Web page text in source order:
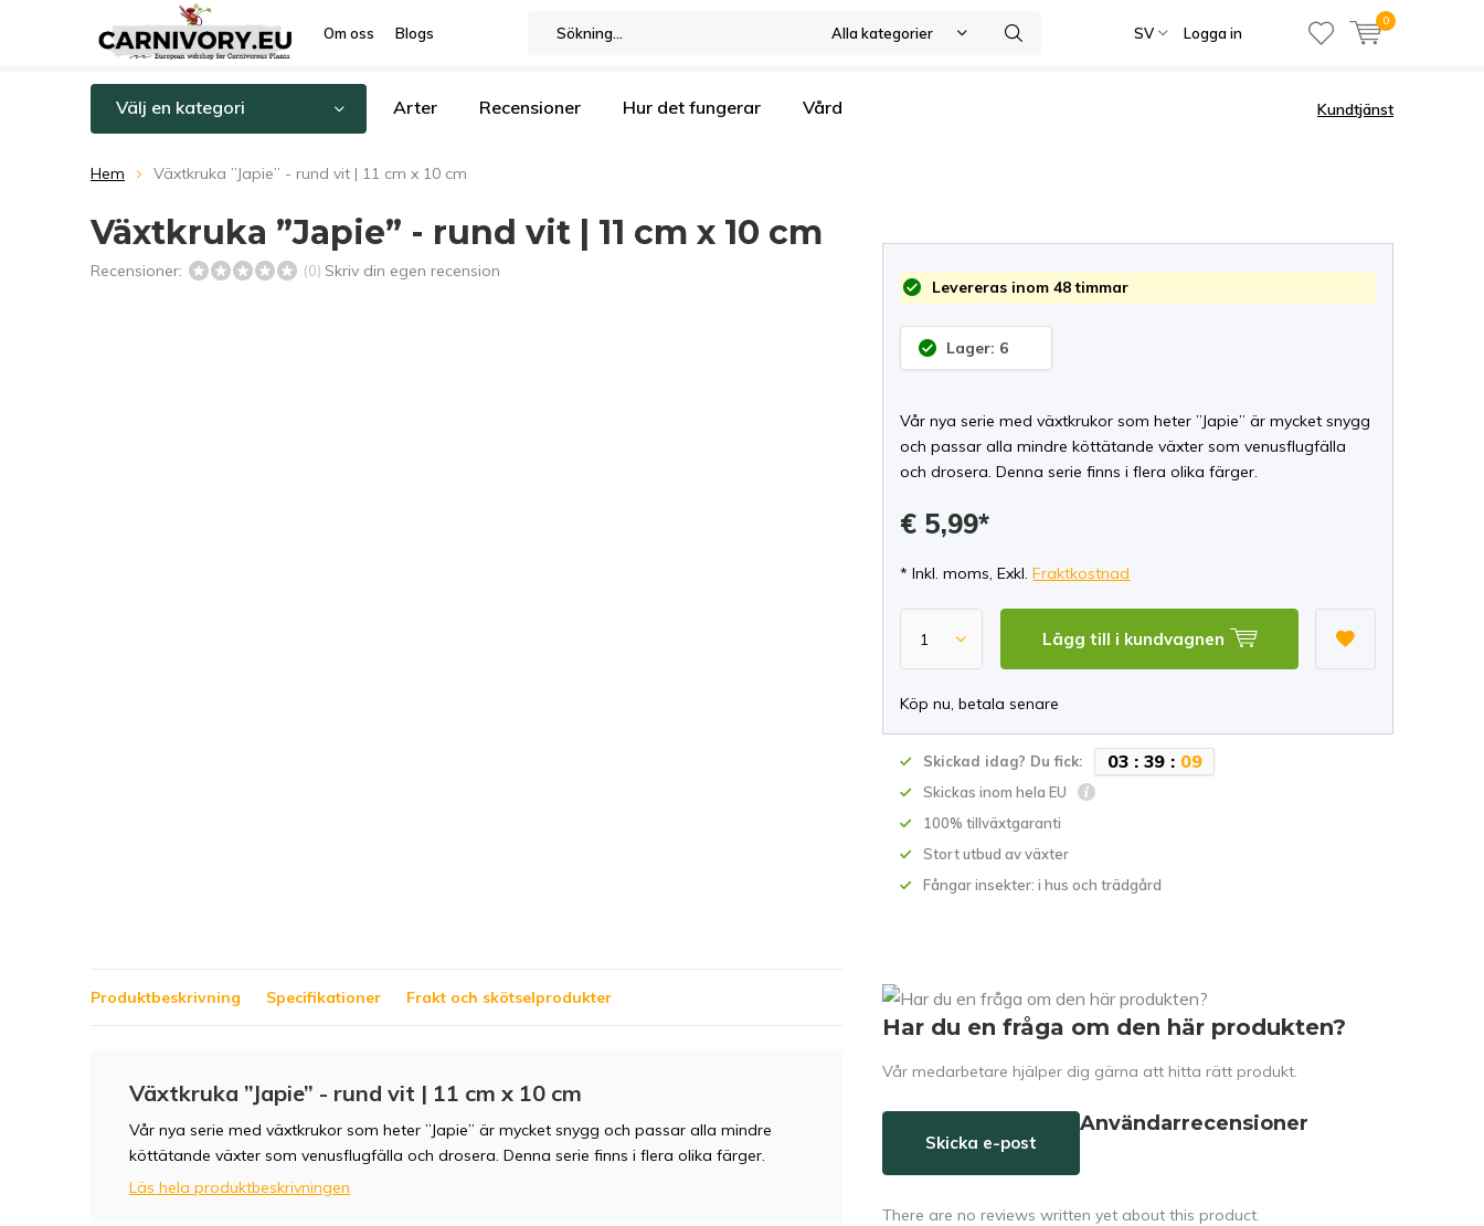
Om oss Blogs Alla kategorier SV Logga in
0
Välj en kategori Arter Recensioner Hur det fungerar Vård Kundtjänst
Hem Växtkruka ”Japie” - rund vit | 11 cm x 10 cm
Växtkruka ”Japie” - rund vit | 11 cm x 10 cm
Recensioner: (0) Skriv din egen recension
Levereras inom 48 timmar
Lager: 6
Vår nya serie med växtkrukor som heter ”Japie” är mycket snygg
och passar alla mindre köttätande växter som venusflugfälla
och drosera. Denna serie finns i flera olika färger.
€ 5,99*
* Inkl. moms, Exkl.Fraktkostnad
Lägg till i kundvagnen
Köp nu, betala senare
Skickad idag? Du fick: 03: 39: 08
Skickas inom hela EU
100% tillväxtgaranti
Stort utbud av växter
Fångar insekter: i hus och trädgård
Produktbeskrivning Specifikationer Frakt och skötselprodukter
Växtkruka ”Japie” - rund vit | 11 cm x 10 cm
Vår nya serie med växtkrukor som heter ”Japie” är mycket snygg och passar alla mindre
köttätande växter som venusflugfälla och drosera. Denna serie finns i flera olika färger.
Läs hela produktbeskrivningen
Har du en fråga om den här produkten?
Vår medarbetare hjälper dig gärna att hitta rätt produkt.
Skicka e-post
Användarrecensioner
There are no reviews written yet about this product.